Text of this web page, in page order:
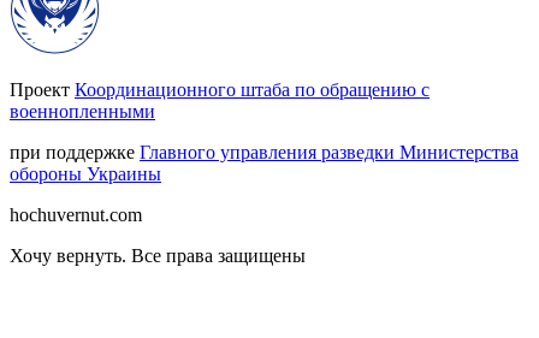
Проект Координационного штаба по обращению с
военнопленными
при поддержке Главного управления разведки Министерства
обороны Украины
hochuvernut.com
Хочу вернуть. Все права защищены